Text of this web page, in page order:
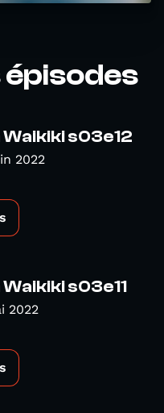
s03e12
2022
s03e11
2022